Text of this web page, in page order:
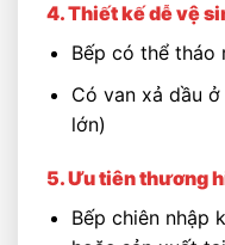
4. Thiết kế dễ vệ
Bếp có thể tháo
Có van xả dầu
lớn)
5. Ưu tiên thương
Bếp chiên nhập